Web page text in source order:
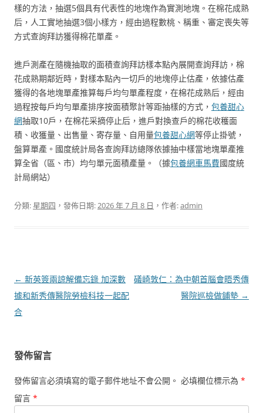
樣的方法，抽選5個具有代表性的地塊作為實測地塊。在棉花成熟
后，人工實地抽選3個小樣方，經由過程數桃、稱重、審定喪失等
方式查詢拜訪獲得棉花單產。
進戶測產在隨機抽取的面積查詢拜訪樣本點內展開查詢拜訪，棉
花成熟期鄰近時，對樣本點內一切戶的地塊停止估產，依據估產
獲得的各地塊單產推算每戶均勻單產程度，在棉花成熟后，經由
過程按每戶均勻單產排序按面積聚計等距抽樣的方式， 包養甜心
網抽取10戶，在棉花采摘停止后，進戶對換查戶的棉花收穫面
積、收獲量、出售量、寄存量、自用量包養甜心網等停止掛號，
盤算單產。國度統計局各查詢拜訪總隊依據抽中樣當地塊單產推
算全省（區、市）均勻單元面積產量。（據包養網車馬費國度統
計局網站）
分類: 星期四 ，發佈日期:2026 年 7 月 8 日 ，作者:admin
文
章
導
← 新英簽兩諒解備忘錄 加深數
據和新秀傳醫院勞檢科技一起配
合
礒崎敦仁：為中朝首腦會晤秀傳
醫院巡檢做鋪墊 →
發佈留言
發佈留言必須填寫的電子郵件地址不會公開。 必填欄位標示為 *
留言 *